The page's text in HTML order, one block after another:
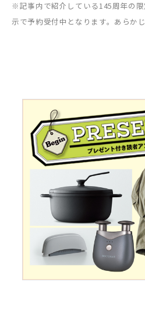
※記事内で紹介している145周年の
示で予約受付中となります。あらか